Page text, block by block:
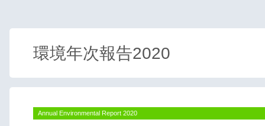
環境年次報告2020
Annual Environmental Report 2020